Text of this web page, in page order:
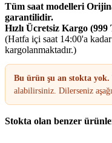
Tüm saat modelleri
garantilidir.
Hızlı Ücretsiz Kargo
(Hatfa içi saat 14:00'a
kargolanmaktadır.)
Bu ürün şu an stokta yok.
alabilirsiniz. Dilerseniz
Stokta olan benzer